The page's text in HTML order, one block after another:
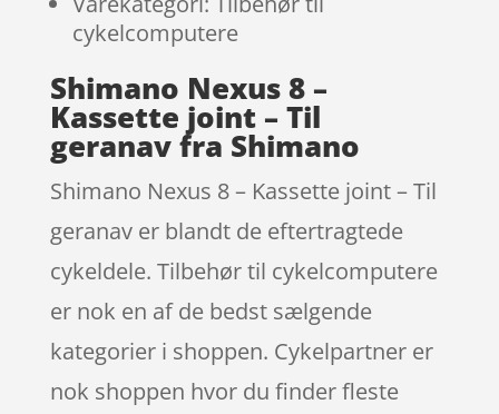
cykelcomputere
Shimano Nexus 8 –
Kassette joint – Til
geranav fra Shimano
Shimano Nexus 8 – Kassette joint – Til
geranav er blandt de eftertragtede
cykeldele. Tilbehør til cykelcomputere
er nok en af de bedst sælgende
kategorier i shoppen. Cykelpartner er
nok shoppen hvor du finder fleste